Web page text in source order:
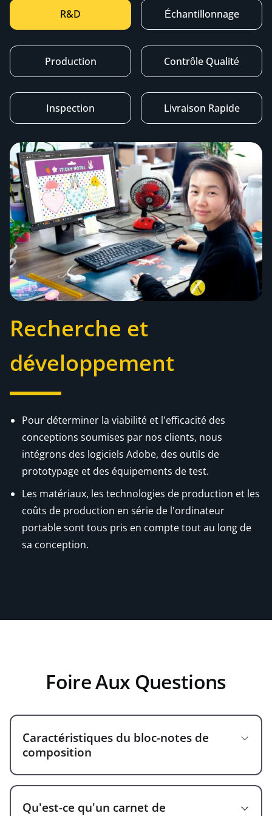
R&D Échantillonnage
Production Contrôle Qualité
Inspection Livraison Rapide
Recherche et
développement
Pour déterminer la viabilité et l'efficacité des
conceptions soumises par nos clients, nous
intégrons des logiciels Adobe, des outils de
prototypage et des équipements de test.
Les matériaux, les technologies de production et les
coûts de production en série de l'ordinateur
portable sont tous pris en compte tout au long de
sa conception.
Foire Aux Questions
Caractéristiques du bloc-notes de
composition
Couvercle en marbre brillant conçu par
Qu'est-ce qu'un carnet de